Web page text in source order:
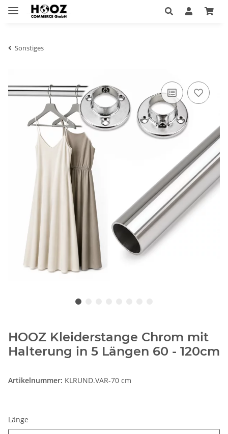
Sonstiges
HOOZ Kleiderstange Chrom mit
Halterung in 5 Längen 60 - 120cm
Artikelnummer: KLRUND.VAR-70 cm
Länge